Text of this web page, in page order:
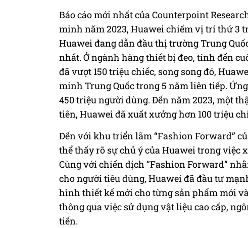
Báo cáo mới nhất của Counterpoint
minh năm 2023, Huawei chiếm vị trí thứ 3
Huawei đang dẫn đầu thị trường Trung
nhất. Ở ngành hàng thiết bị đeo, tính đến
đã vượt 150 triệu chiếc, song song đó,
minh Trung Quốc trong 5 năm liên tiếp.
450 triệu người dùng. Đến năm 2023, một
tiên, Huawei đã xuất xưởng hơn 100 triệu
Đến với khu triển lãm “Fashion Forward”
thể thấy rõ sự chủ ý của Huawei trong việc
Cùng với chiến dịch “Fashion Forward”
cho người tiêu dùng, Huawei đã đầu tư
hình thiết kế mới cho từng sản phẩm mới
thông qua việc sử dụng vật liệu cao cấp,
tiến.